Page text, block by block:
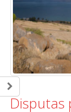
Disputas